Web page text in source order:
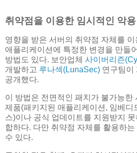
취약점을 이용한 임시적인 악용
영향을 받은 서버의 취약점 자체를
애플리케이션에 특정한 변경을 만들
방법도 있다. 보안업체 사이버리즌
개발하고 루나섹(LunaSec) 연구팀이
공개했다.
이 방법은 전면적인 패치가 불가능한
제품(패키지된 애플리케이션, 임베디
스)이나 공식 업데이트를 지원받지
합하다. 다만 취약점 자체를 활용하
수 있다.